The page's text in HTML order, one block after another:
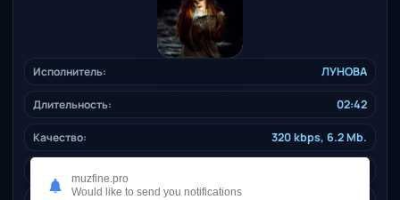
Исполнитель: ЛУНОВА
Длительность: 02:42
Качество: 320 kbps, 6.2 Mb.
muzfine.pro
Would like to send you notifications